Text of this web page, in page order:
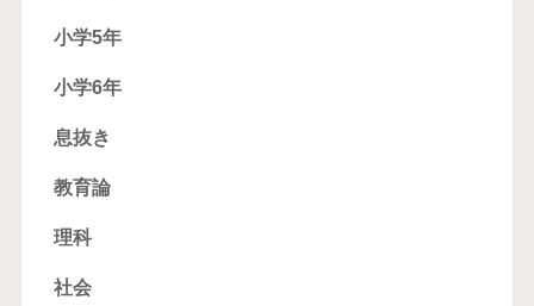
小学5年
小学6年
息抜き
教育論
理科
社会